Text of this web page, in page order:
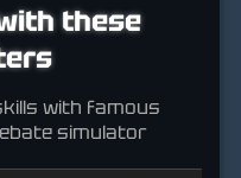
these
with famous
simulator